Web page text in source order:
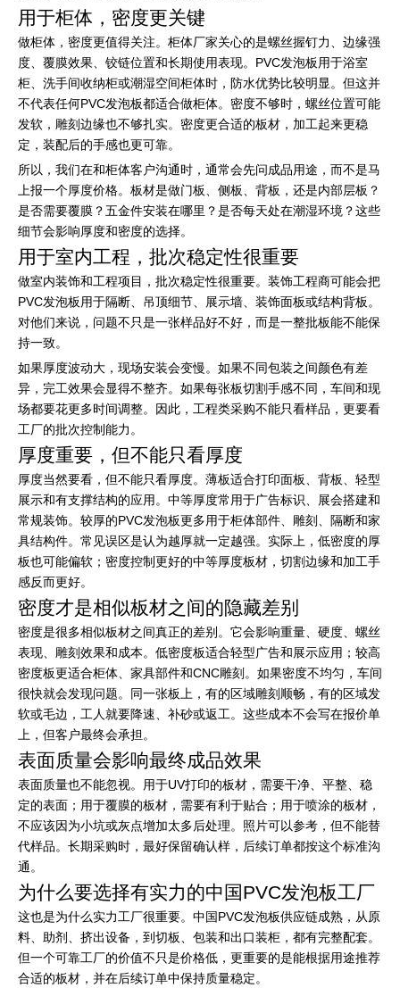
用于柜体，密度更关键
做柜体，密度更值得关注。柜体厂家关心的是螺丝握钉力、边缘强
度、覆膜效果、铰链位置和长期使用表现。PVC发泡板用于浴室
柜、洗手间收纳柜或潮湿空间柜体时，防水优势比较明显。但这并
不代表任何PVC发泡板都适合做柜体。密度不够时，螺丝位置可能
发软，雕刻边缘也不够扎实。密度更合适的板材，加工起来更稳
定，装配后的手感也更可靠。
所以，我们在和柜体客户沟通时，通常会先问成品用途，而不是马
上报一个厚度价格。板材是做门板、侧板、背板，还是内部层板？
是否需要覆膜？五金件安装在哪里？是否每天处在潮湿环境？这些
细节会影响厚度和密度的选择。
用于室内工程，批次稳定性很重要
做室内装饰和工程项目，批次稳定性很重要。装饰工程商可能会把
PVC发泡板用于隔断、吊顶细节、展示墙、装饰面板或结构背板。
对他们来说，问题不只是一张样品好不好，而是一整批板能不能保
持一致。
如果厚度波动大，现场安装会变慢。如果不同包装之间颜色有差
异，完工效果会显得不整齐。如果每张板切割手感不同，车间和现
场都要花更多时间调整。因此，工程类采购不能只看样品，更要看
工厂的批次控制能力。
厚度重要，但不能只看厚度
厚度当然要看，但不能只看厚度。薄板适合打印面板、背板、轻型
展示和有支撑结构的应用。中等厚度常用于广告标识、展会搭建和
常规装饰。较厚的PVC发泡板更多用于柜体部件、雕刻、隔断和家
具结构件。常见误区是认为越厚就一定越强。实际上，低密度的厚
板也可能偏软；密度控制更好的中等厚度板材，切割边缘和加工手
感反而更好。
密度才是相似板材之间的隐藏差别
密度是很多相似板材之间真正的差别。它会影响重量、硬度、螺丝
表现、雕刻效果和成本。低密度板适合轻型广告和展示应用；较高
密度板更适合柜体、家具部件和CNC雕刻。如果密度不均匀，车间
很快就会发现问题。同一张板上，有的区域雕刻顺畅，有的区域发
软或毛边，工人就要降速、补砂或返工。这些成本不会写在报价单
上，但客户最终会承担。
表面质量会影响最终成品效果
表面质量也不能忽视。用于UV打印的板材，需要干净、平整、稳
定的表面；用于覆膜的板材，需要有利于贴合；用于喷涂的板材，
不应该因为小坑或灰点增加太多后处理。照片可以参考，但不能替
代样品。长期采购时，最好保留确认样，后续订单都按这个标准沟
通。
为什么要选择有实力的中国PVC发泡板工厂
这也是为什么实力工厂很重要。中国PVC发泡板供应链成熟，从原
料、助剂、挤出设备，到切板、包装和出口装柜，都有完整配套。
但一个可靠工厂的价值不只是价格低，更重要的是能根据用途推荐
合适的板材，并在后续订单中保持质量稳定。